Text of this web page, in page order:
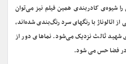
شیوه‌ی کادربندی همین فیلم نیز می‌توان
اتالوناژ با رنگهای سرد رنگ‌بندی شده‌اند،
شهید ثالث نزدیک می‌شود. نماهای دور از
فضا حس می شود.